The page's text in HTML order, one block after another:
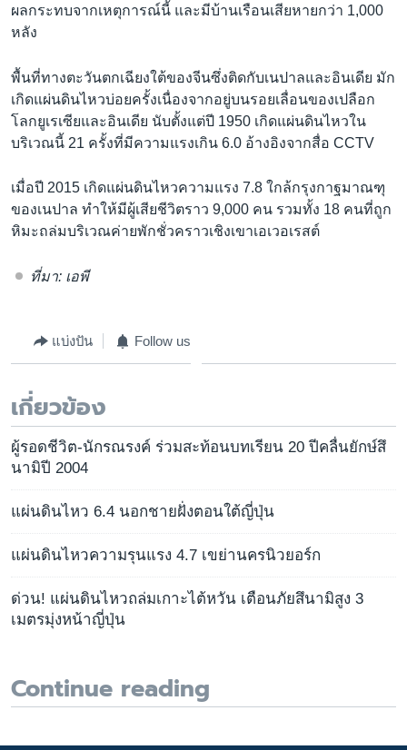
ผลกระทบจากเหตุการณ์นี้ และมีบ้านเรือนเสียหายกว่า 1,000
หลัง
พื้นที่ทางตะวันตกเฉียงใต้ของจีนซึ่งติดกับเนปาลและอินเดีย มัก
เกิดแผ่นดินไหวบ่อยครั้งเนื่องจากอยู่บนรอยเลื่อนของเปลือก
โลกยูเรเซียและอินเดีย นับตั้งแต่ปี 1950 เกิดแผ่นดินไหวใน
บริเวณนี้ 21 ครั้งที่มีความแรงเกิน 6.0 อ้างอิงจากสื่อ CCTV
เมื่อปี 2015 เกิดแผ่นดินไหวความแรง 7.8 ใกล้กรุงกาฐมาณฑุ
ของเนปาล ทำให้มีผู้เสียชีวิตราว 9,000 คน รวมทั้ง 18 คนที่ถูก
หิมะถล่มบริเวณค่ายพักชั่วคราวเชิงเขาเอเวอเรสต์
ที่มา: เอพี
แบ่งปัน Follow us
เกี่ยวข้อง
ผู้รอดชีวิต-นักรณรงค์ ร่วมสะท้อนบทเรียน 20 ปีคลื่นยักษ์สึ
นามิปี 2004
แผ่นดินไหว 6.4 นอกชายฝั่งตอนใต้ญี่ปุ่น
แผ่นดินไหวความรุนแรง 4.7 เขย่านครนิวยอร์ก
ด่วน! แผ่นดินไหวถล่มเกาะไต้หวัน เตือนภัยสึนามิสูง 3
เมตรมุ่งหน้าญี่ปุ่น
Continue reading